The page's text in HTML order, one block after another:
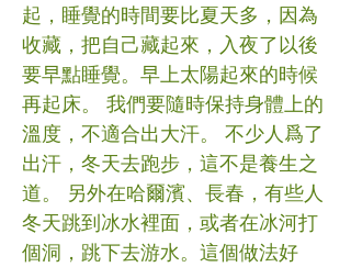
起，睡覺的時間要比夏天多，因為
收藏，把自己藏起來，入夜了以後
要早點睡覺。早上太陽起來的時候
再起床。 我們要隨時保持身體上的
溫度，不適合出大汗。 不少人爲了
出汗，冬天去跑步，這不是養生之
道。 另外在哈爾濱、長春，有些人
冬天跳到冰水裡面，或者在冰河打
個洞，跳下去游水。這個做法好